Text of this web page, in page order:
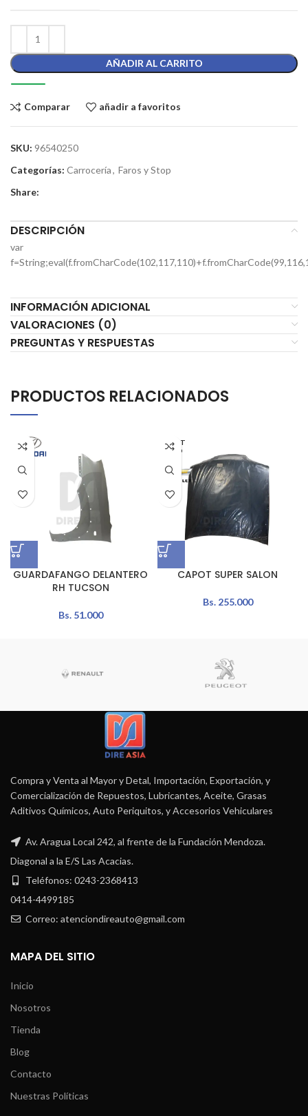
AÑADIR AL CARRITO
Comparar añadir a favoritos
SKU: 96540250
Categorías: Carrocería, Faros y Stop
Share:
DESCRIPCIÓN
var
INFORMACIÓN ADICIONAL
VALORACIONES (0)
PREGUNTAS Y RESPUESTAS
PRODUCTOS RELACIONADOS
GUARDAFANGO DELANTERO
RH TUCSON
Bs.51.000
AGOT
ADO
CAPOT SUPER SALON
Bs.255.000
Compra y Venta al Mayor y Detal, Importación, Exportación, y
Comercialización de Repuestos, Lubricantes, Aceite, Grasas
Aditivos Químicos, Auto Periquitos, y Accesorios Vehiculares
Av. Aragua Local 242, al frente de la Fundación Mendoza.
Diagonal a la E/S Las Acacias.
Teléfonos: 0243-2368413
0414-4499185
Correo: atenciondireauto@gmail.com
MAPA DEL SITIO
Inicio
Nosotros
Tienda
Blog
Contacto
Nuestras Políticas